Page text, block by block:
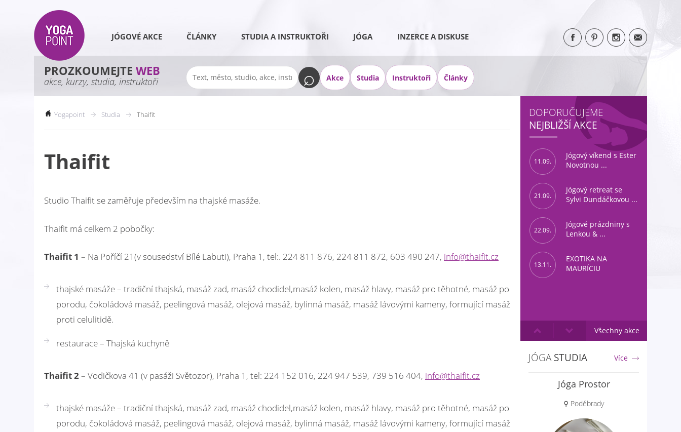
JÓGOVÉ AKCE ČLÁNKY STUDIA A INSTRUKTOŘI JÓGA INZERCE A DISKUSE
PROZKOUMEJTE WEB
akce, kurzy, studia, instruktoři Akce Studia Instruktoři Články
Yogapoint Studia Thaifit
Thaifit
Studio Thaifit se zaměřuje především na thajské masáže.
Thaifit má celkem 2 pobočky:
Thaifit 1 – Na Poříčí 21(v sousedství Bílé Labuti), Praha 1, tel:. 224 811 876, 224 811 872, 603 490 247, info@thaifit.cz
thajské masáže – tradiční thajská, masáž zad, masáž chodidel,masáž kolen, masáž hlavy, masáž pro těhotné, masáž po
porodu, čokoládová masáž, peelingová masáž, olejová masáž, bylinná masáž, masáž lávovými kameny, formující masáž
proti celulitidě.
restaurace – Thajská kuchyně
Thaifit 2– Vodičkova 41 (v pasáži Světozor), Praha 1, tel: 224 152 016, 224 947 539, 739 516 404, info@thaifit.cz
thajské masáže – tradiční thajská, masáž zad, masáž chodidel,masáž kolen, masáž hlavy, masáž pro těhotné, masáž po
porodu, čokoládová masáž, peelingová masáž, olejová masáž, bylinná masáž, masáž lávovými kameny, formující masáž
DOPORUČUJEME
NEJBLIŽŠÍ AKCE
11.09.
Jógový víkend s Ester
Novotnou ...
21.09.
Jógový retreat se
Sylvi Dundáčkovou ...
22.09.
Jógové prázdniny s
Lenkou & ...
13.11.
EXOTIKA NA
MAURÍCIU
Všechny akce
JÓGASTUDIA Více
Yoga Lokah
⚲ Brno